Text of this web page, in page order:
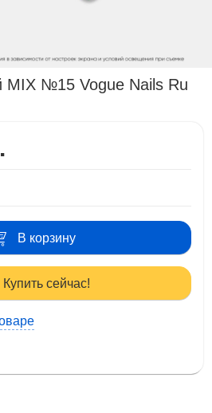
MIX №15 Vogue Nails Ru
В корзину
Купить сейчас!